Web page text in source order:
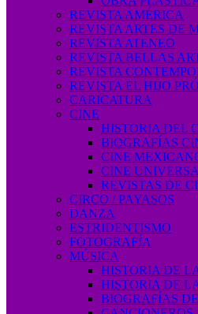
REVISTA AMÉRICA
REVISTA ARTES DE
REVISTA ATENEO
REVISTA BELLAS
REVISTA
REVISTA EL HIJO
CARICATURA
CINE
HISTORIA DEL
BIOGRAFÍAS
CINE
CINE
REVISTAS DE
CIRCO / PAYASOS
DANZA
ESTRIDENTISMO
FOTOGRAFÍA
MÚSICA
HISTORIA DE
HISTORIA DE
BIOGRAFÍAS